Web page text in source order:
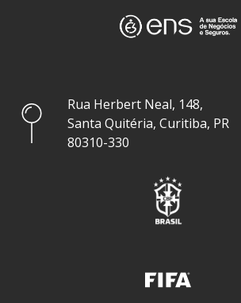
Rua Herbert Neal, 148,
Santa Quitéria, Curitiba, PR
80310-330